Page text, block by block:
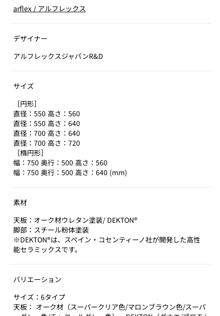
arflex / アルフレックス
デザイナー
アルフレックスジャパンR&D
サイズ
［円形］
直径：550 高さ：560
直径：550 高さ：640
直径：700 高さ：640
直径：700 高さ：720
［楕円形］
幅：750 奥行：500 高さ：560
幅：750 奥行：500 高さ：640 (mm)
素材
天板：オーク材ウレタン塗装/ DEKTON®
脚部：スチール粉体塗装
※DEKTON®は、スペイン・コセンティーノ社が開発した高性
能セラミックスです。
バリエーション
サイズ：6タイプ
天板： オーク材（スーパークリア色/マロンブラウン色/スーパ